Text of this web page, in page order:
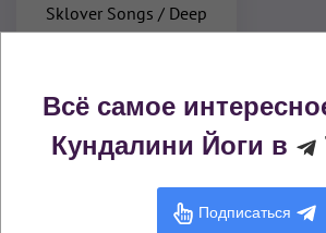
Sklover Songs / Deep
Deep Down
Комментарии (0)
Всё самое
Кундалини Йоги в
Подписаться